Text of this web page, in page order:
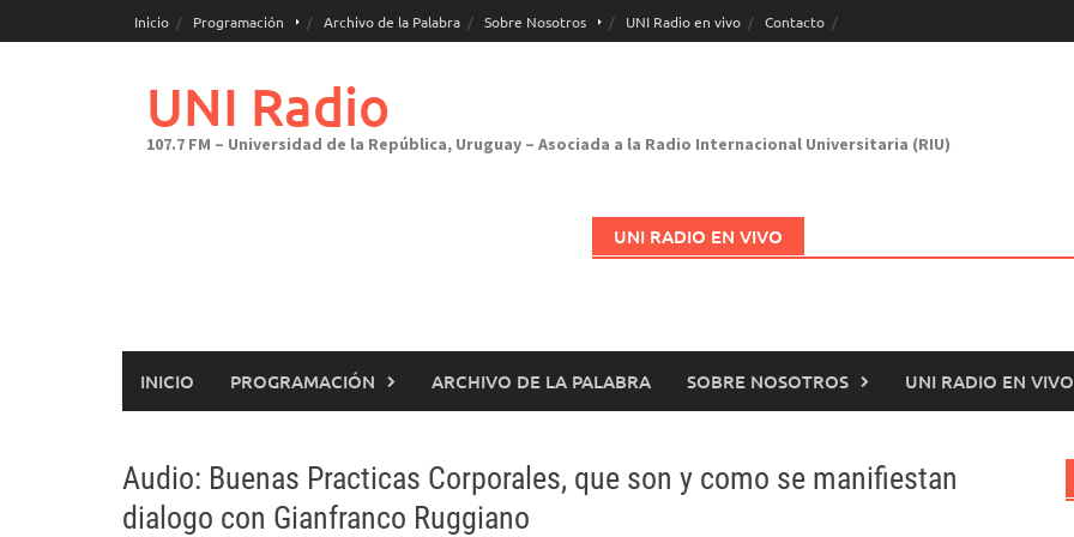
al
Inicio Programación Archivo de la Palabra Sobre Nosotros UNI Radio en vivo Contacto
UNI Radio
107.7 FM – Universidad de la República, Uruguay – Asociada a la Radio Internacional Universitaria (RIU)
UNI RADIO EN VIVO
INICIO PROGRAMACIÓN ARCHIVO DE LA PALABRA SOBRE NOSOTROS UNI RADIO EN VIVO
Audio: Buenas Practicas Corporales, que son y como se manifiestan
dialogo con Gianfranco Ruggiano